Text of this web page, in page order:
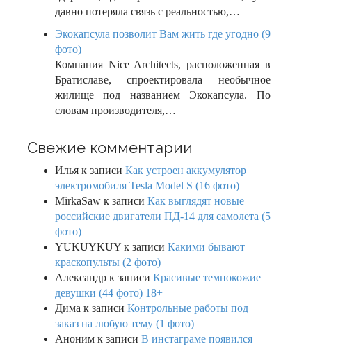
давно потеряла связь с реальностью,…
Экокапсула позволит Вам жить где угодно (9
фото)
Компания Nice Architects, расположенная в
Братиславе, спроектировала необычное
жилище под названием Экокапсула. По
словам производителя,…
Свежие комментарии
Илья к записи Как устроен аккумулятор
электромобиля Tesla Model S (16 фото)
MirkaSaw к записи Как выглядят новые
российские двигатели ПД-14 для самолета (5
фото)
YUKUYKUY к записи Какими бывают
краскопульты (2 фото)
Александр к записи Красивые темнокожие
девушки (44 фото) 18+
Дима к записи Контрольные работы под
заказ на любую тему (1 фото)
Аноним к записи В инстаграме появился